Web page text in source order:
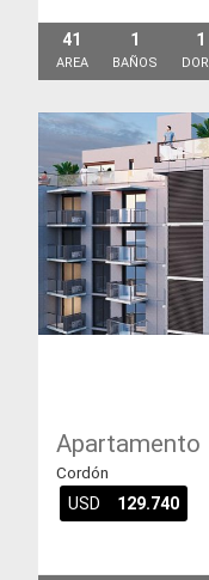
41
AREA
1
BAÑOS
1
Apartamento
Cordón
USD 129.740